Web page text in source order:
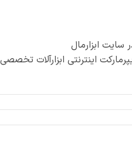
سایت ابزارمال
اینترنتی ابزارآلات تخصصی